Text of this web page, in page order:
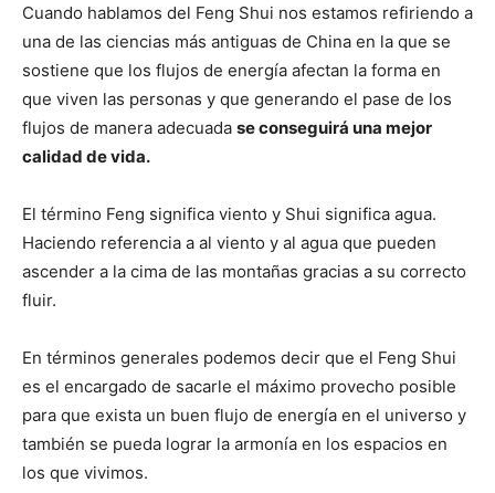
Cuando hablamos del Feng Shui nos estamos refiriendo a
una de las ciencias más antiguas de China en la que se
sostiene que los flujos de energía afectan la forma en
que viven las personas y que generando el pase de los
flujos de manera adecuada se conseguirá una mejor
calidad de vida.
El término Feng significa viento y Shui significa agua.
Haciendo referencia a al viento y al agua que pueden
ascender a la cima de las montañas gracias a su correcto
fluir.
En términos generales podemos decir que el Feng Shui
es el encargado de sacarle el máximo provecho posible
para que exista un buen flujo de energía en el universo y
también se pueda lograr la armonía en los espacios en
los que vivimos.